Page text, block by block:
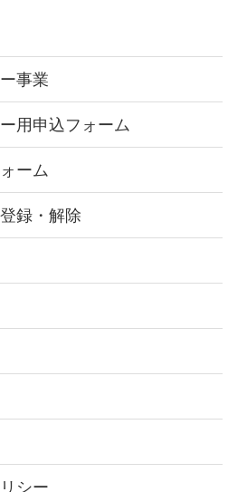
事業
用申込フォーム
ーム
録・解除
シー